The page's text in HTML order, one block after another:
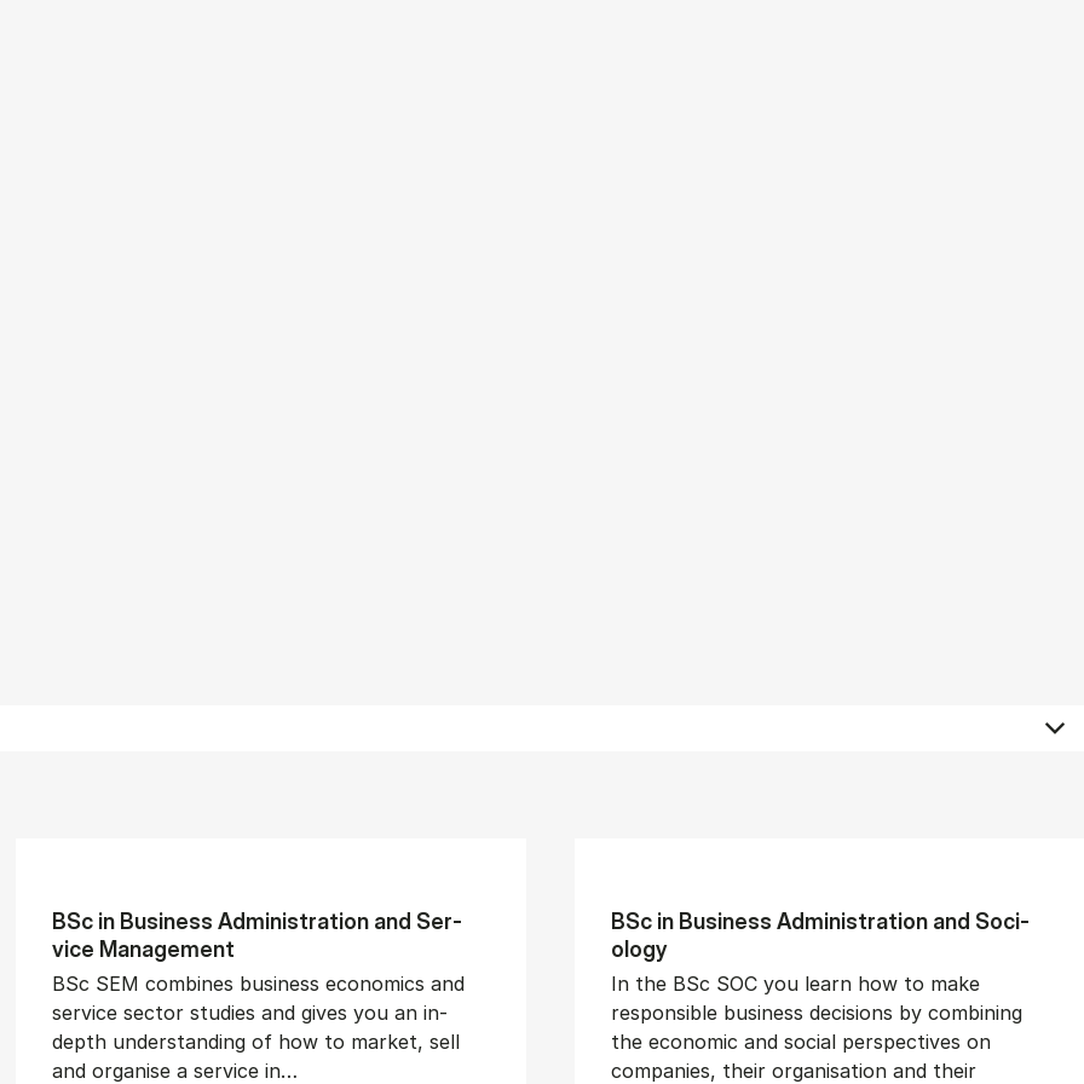
BSc in Busi­ness Ad­min­is­tra­tion and Ser­
vice Man­age­ment
BSc SEM combines business economics and
service sector studies and gives you an in-
depth understanding of how to market, sell
and organise a service in…
BSc in Busi­ness Ad­min­is­tra­tion and So­ci­
ology
In the BSc SOC you learn how to make
responsible business decisions by combining
the economic and social perspectives on
companies, their organisation and their